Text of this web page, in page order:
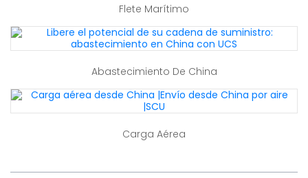
Flete Marítimo
Abastecimiento De China
Carga Aérea